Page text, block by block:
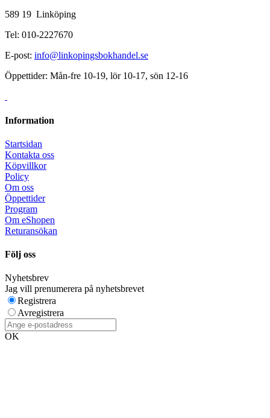
589 19 Linköping
Tel: 010-2227670
E-post: info@linkopingsbokhandel.se
Öppettider: Mån-fre 10-19, lör 10-17, sön 12-16
Information
Startsidan
Kontakta oss
Köpvillkor
Policy
Om oss
Öppettider
Program
Om eShopen
Returansökan
Följ oss
Nyhetsbrev
Jag vill prenumerera på nyhetsbrevet
Registrera
Avregistrera
OK